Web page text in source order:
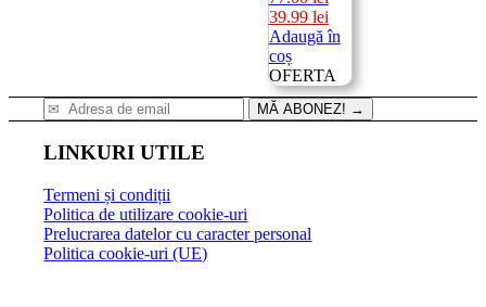
Prețul
inițial
a
fost:
77.00 lei.
39.99 leiPrețul
curent
39.99 lei.
Adaugă în
coș
OFERTA
MĂ ABONEZ! →
LINKURI UTILE
Termeni și condiții
Politica de utilizare cookie-uri
Prelucrarea datelor cu caracter personal
Politica cookie-uri (UE)